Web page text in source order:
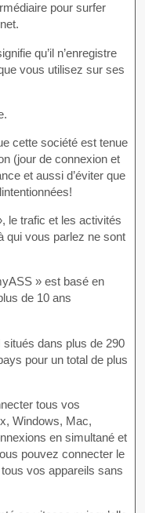
pour surfer
qu’il n’enregistre
vous utilisez sur ses
cette société est tenue
(jour de connexion et
et aussi d’éviter que
le trafic et les activités
qui vous parlez ne sont
» est basé en
de 10 ans
dans plus de 290
pour un total de plus
tous vos
Windows, Mac,
en simultané et
pouvez connecter le
vos appareils sans